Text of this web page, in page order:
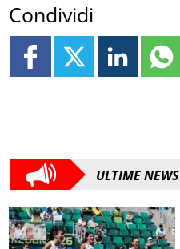
Condividi
ULTIME NEWS